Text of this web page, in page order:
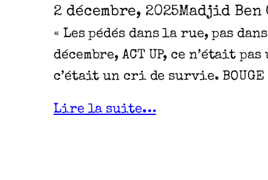
2 décembre, 2025Madjid Ben
« Les pédés dans la rue, pas
décembre, ACT UP, ce n’était
c’était un cri de survie. BOUGE
Lire la suite…